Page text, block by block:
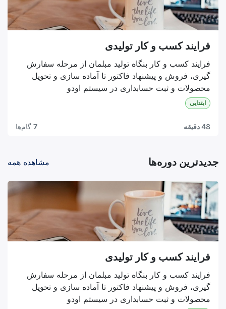
فرایند کسب و کار تولیدی
فرایند کسب و کار بنگاه تولید مبلمان از مرحله سفارش
گیری، فروش و پیشنهاد فاکتور تا آماده سازی و تحویل
محصولات و ثبت حسابداری در سیستم اودو
ابتدایی
48 دقیقه 7 گام‌ها
مشاهده همه جدیدترین دوره‌ها
فرایند کسب و کار تولیدی
فرایند کسب و کار بنگاه تولید مبلمان از مرحله سفارش
گیری، فروش و پیشنهاد فاکتور تا آماده سازی و تحویل
محصولات و ثبت حسابداری در سیستم اودو